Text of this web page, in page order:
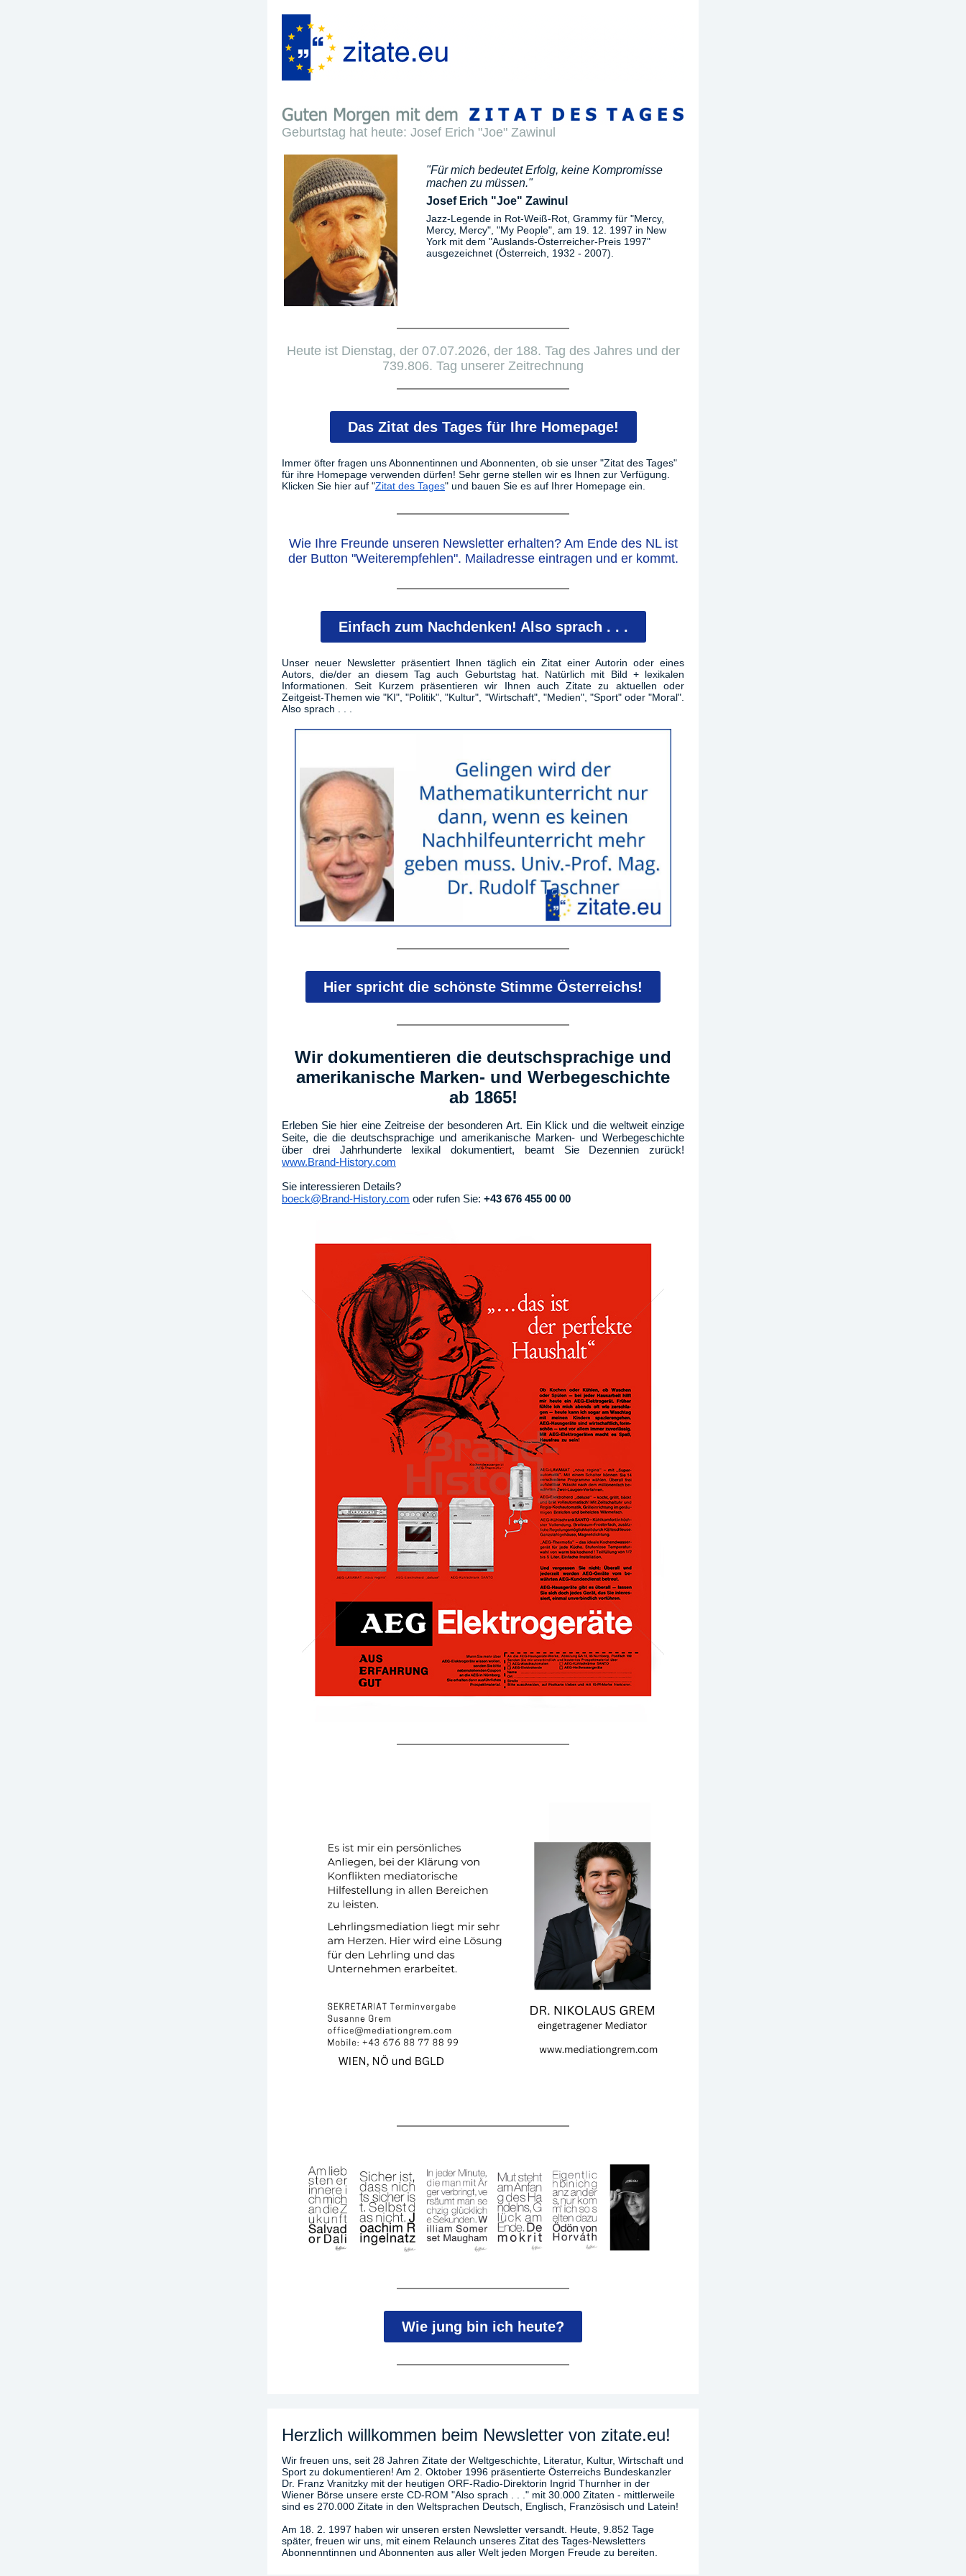
Geburtstag hat heute: Josef Erich "Joe" Zawinul
"Für mich bedeutet Erfolg, keine Kompromisse
machen zu müssen."
Josef Erich "Joe" Zawinul
Jazz-Legende in Rot-Weiß-Rot, Grammy für "Mercy,
Mercy, Mercy", "My People", am 19. 12. 1997 in New
York mit dem "Auslands-Österreicher-Preis 1997"
ausgezeichnet (Österreich, 1932 - 2007).
Heute ist Dienstag, der 07.07.2026, der 188. Tag des Jahres und der
739.806. Tag unserer Zeitrechnung
Das Zitat des Tages für Ihre Homepage!
Immer öfter fragen uns Abonnentinnen und Abonnenten, ob sie unser "Zitat des Tages"
für ihre Homepage verwenden dürfen! Sehr gerne stellen wir es Ihnen zur Verfügung.
Klicken Sie hier auf "Zitat des Tages" und bauen Sie es auf Ihrer Homepage ein.
Wie Ihre Freunde unseren Newsletter erhalten? Am Ende des NL ist
der Button "Weiterempfehlen". Mailadresse eintragen und er kommt.
Einfach zum Nachdenken! Also sprach . . .
Unser neuer Newsletter präsentiert Ihnen täglich ein Zitat einer Autorin oder eines
Autors, die/der an diesem Tag auch Geburtstag hat. Natürlich mit Bild + lexikalen
Informationen. Seit Kurzem präsentieren wir Ihnen auch Zitate zu aktuellen oder
Zeitgeist-Themen wie "KI", "Politik", "Kultur", "Wirtschaft", "Medien", "Sport" oder "Moral".
Also sprach . . .
Hier spricht die schönste Stimme Österreichs!
Wir dokumentieren die deutschsprachige und
amerikanische Marken- und Werbegeschichte
ab 1865!
Erleben Sie hier eine Zeitreise der besonderen Art. Ein Klick und die weltweit einzige
Seite, die die deutschsprachige und amerikanische Marken- und Werbegeschichte
über drei Jahrhunderte lexikal dokumentiert, beamt Sie Dezennien zurück!
www.Brand-History.com
Sie interessieren Details?
boeck@Brand-History.com oder rufen Sie: +43 676 455 00 00
Wie jung bin ich heute?
Herzlich willkommen beim Newsletter von zitate.eu!
Wir freuen uns, seit 28 Jahren Zitate der Weltgeschichte, Literatur, Kultur, Wirtschaft und
Sport zu dokumentieren! Am 2. Oktober 1996 präsentierte Österreichs Bundeskanzler
Dr. Franz Vranitzky mit der heutigen ORF-Radio-Direktorin Ingrid Thurnher in der
Wiener Börse unsere erste CD-ROM "Also sprach . . ." mit 30.000 Zitaten - mittlerweile
sind es 270.000 Zitate in den Weltsprachen Deutsch, Englisch, Französisch und Latein!
Am 18. 2. 1997 haben wir unseren ersten Newsletter versandt. Heute, 9.852 Tage
später, freuen wir uns, mit einem Relaunch unseres Zitat des Tages-Newsletters
Abonnenntinnen und Abonnenten aus aller Welt jeden Morgen Freude zu bereiten.